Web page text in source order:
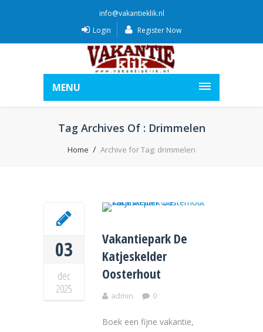
info@vakantieklik.nl
Login
Register Now
MENU
Tag Archives Of : Drimmelen
Home Archive for Tag: drimmelen
03
dec
2025
Vakantiepark De
Katjeskelder
Oosterhout
admin 0
Boek een fijne vakantie,